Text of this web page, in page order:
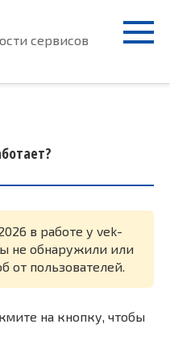
сервисов
в работе у vek-
не обнаружили или
от пользователей.
на кнопку, чтобы